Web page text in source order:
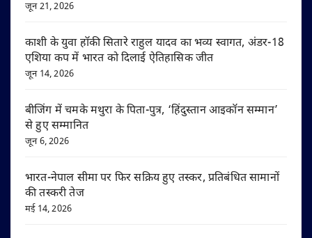
जून 21, 2026
काशी के युवा हॉकी सितारे राहुल यादव का भव्य स्वागत, अंडर-18
एशिया कप में भारत को दिलाई ऐतिहासिक जीत
जून 14, 2026
बीजिंग में चमके मथुरा के पिता-पुत्र, ‘हिंदुस्तान आइकॉन सम्मान’
से हुए सम्मानित
जून 6, 2026
भारत-नेपाल सीमा पर फिर सक्रिय हुए तस्कर, प्रतिबंधित सामानों
की तस्करी तेज
मई 14, 2026